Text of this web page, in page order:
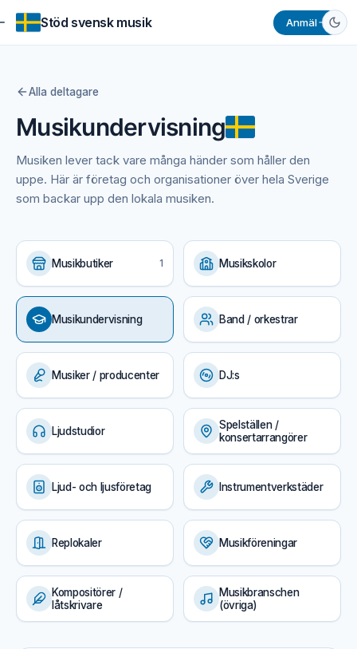
Stöd svensk musik Anmäl
Alla deltagare
Musikundervisning
Musiken lever tack vare många händer som håller den
uppe. Här är företag och organisationer över hela Sverige
som backar upp den lokala musiken.
Musikbutiker 1 Musikskolor
Musikundervisning Band / orkestrar
Musiker / producenter DJ:s
Ljudstudior
Spelställen /
konsertarrangörer
Ljud- och ljusföretag Instrumentverkstäder
Replokaler Musikföreningar
Kompositörer /
låtskrivare
Musikbranschen
(övriga)